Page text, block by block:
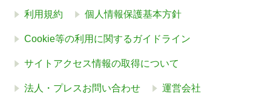
利用規約 個人情報保護基本方針
Cookie等の利用に関するガイドライン
サイトアクセス情報の取得について
法人・プレスお問い合わせ 運営会社